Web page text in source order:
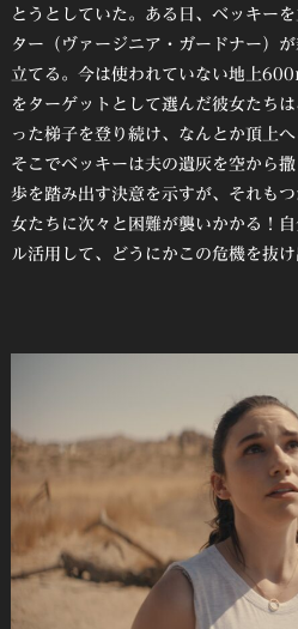
とうとしていた。ある日、ベッキー
ター（ヴァージニア・ガードナー）
立てる。今は使われていない地上
をターゲットとして選んだ彼女たち
った梯子を登り続け、なんとか頂上
そこでベッキーは夫の遺灰を空から
歩を踏み出す決意を示すが、それも
女たちに次々と困難が襲いかかる！
ル活用して、どうにかこの危機を抜